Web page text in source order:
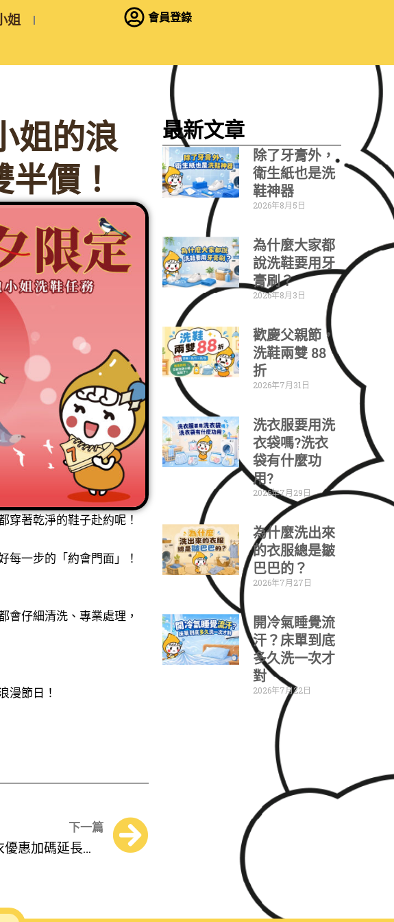
姐
會員登錄
姐的浪
價！
穿著乾淨的鞋子赴約呢！
每一步的「約會門面」！
會仔細清洗、專業處理，
漫節日！
下一篇
碼延長！只限會員用戶
最新文章
除了牙膏外，
衛生紙也是洗
鞋神器
2026年8月5日
為什麼大家都
說洗鞋要用牙
膏刷？
2026年8月3日
歡慶父親節，
洗鞋兩雙 88
折
2026年7月31日
洗衣服要用洗
衣袋嗎?洗衣
袋有什麼功
用?
2026年7月29日
為什麼洗出來
的衣服總是皺
巴巴的？
2026年7月27日
開冷氣睡覺流
汗？床單到底
多久洗一次才
對
2026年7月22日